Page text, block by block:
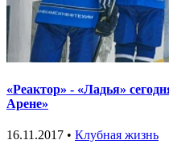
«Реактор» - «Ладья»
Арене»
16.11.2017 • Клубная жизнь